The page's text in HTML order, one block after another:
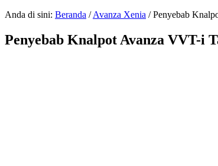
Anda di sini: Beranda / Avanza Xenia /Penyebab
Penyebab Knalpot Avanza VVT-i